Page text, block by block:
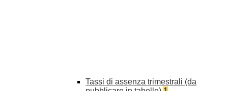
Tassi di assenza trimestrali (da